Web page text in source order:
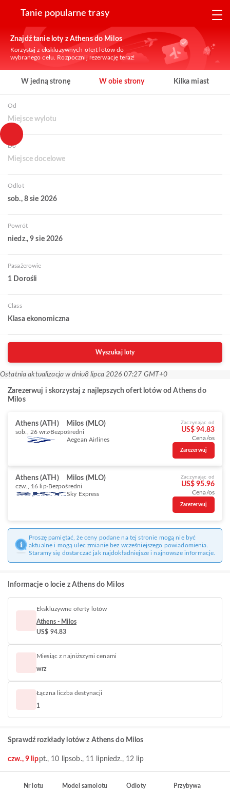
Tanie popularne trasy
Znajdź tanie loty z Athens do Milos
Korzystaj z ekskluzywnych ofert lotów do
wybranego celu. Rozpocznij rezerwację teraz!
W jedną stronę W obie strony Kilka miast
Od
Miejsce wylotu
Do
Miejsce docelowe
Odlot
sob., 8 sie 2026
Powrót
niedz., 9 sie 2026
Pasażerowie
1 Dorośli
Class
Klasa ekonomiczna
Wyszukaj loty
Ostatnia aktualizacja w dniu8 lipca 2026 07:27 GMT+0
Zarezerwuj i skorzystaj z najlepszych ofert lotów od Athens do
Milos
Athens (ATH) Milos (MLO)
sob., 26 wrz Bezpośredni
Aegean Airlines
Zaczynając od
US$ 94.83
Cena/os
Zarezerwuj
Athens (ATH) Milos (MLO)
czw., 16 lip Bezpośredni
Sky Express
Zaczynając od
US$ 95.96
Cena/os
Zarezerwuj
Proszę pamiętać, że ceny podane na tej stronie mogą nie być
aktualne i mogą ulec zmianie bez wcześniejszego powiadomienia.
Staramy się dostarczać jak najdokładniejsze i najnowsze informacje.
Informacje o locie z Athens do Milos
Ekskluzywne oferty lotów
Athens - Milos
US$ 94.83
Miesiąc z najniższymi cenami
wrz
Łączna liczba destynacji
1
Sprawdź rozkłady lotów z Athens do Milos
czw., 9 lippt., 10 lipsob., 11 lipniedz., 12 lip
Nr lotu Model samolotu Odloty Przybywa